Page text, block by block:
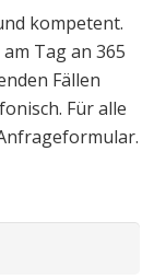
kompetent.
Tag an 365
Fällen
Für alle